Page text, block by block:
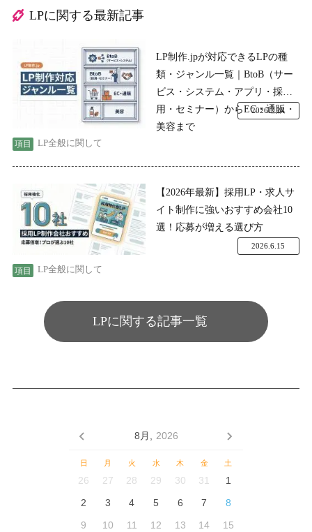
LPに関する最新記事
LP制作.jpが対応できるLPの種
類・ジャンル一覧｜BtoB（サー
ビス・システム・アプリ・採
用・セミナー）からEC・通販・
美容まで
LP全般に関して
2026.7.24
【2026年最新】採用LP・求人サ
イト制作に強いおすすめ会社10
選！応募が増える選び方
LP全般に関して
2026.6.15
LPに関する記事一覧
8月, 2026
日 月 火 水 木 金 土
26 27 28 29 30 31
1
2
3 4 5 6 7
8
9
10 11 12 13 14 15